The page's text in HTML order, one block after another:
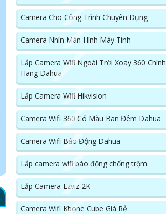
Camera Cho Công Trình Chuyên Dụng
Camera Nhìn Màn Hình Máy Tính
Lắp Camera Wifi Ngoài Trời Xoay 360 Chính
Hãng Dahua
Lắp Camera Wifi Hikvision
Camera Wifi 360 Có Màu Ban Đêm Dahua
Camera Wifi Báo Động Dahua
Lắp camera wifi báo động chống trộm
Lắp Camera Ezviz 2K
Camera Wifi Kbone Cube Giá Rẻ